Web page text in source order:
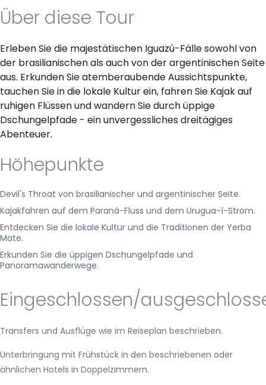
Über diese Tour
Erleben Sie die majestätischen Iguazú-Fälle sowohl von
der brasilianischen als auch von der argentinischen Seite
aus. Erkunden Sie atemberaubende Aussichtspunkte,
tauchen Sie in die lokale Kultur ein, fahren Sie Kajak auf
ruhigen Flüssen und wandern Sie durch üppige
Dschungelpfade - ein unvergessliches dreitägiges
Abenteuer.
Höhepunkte
Devil's Throat von brasilianischer und argentinischer Seite.
Kajakfahren auf dem Paraná-Fluss und dem Urugua-í-Strom.
Entdecken Sie die lokale Kultur und die Traditionen der Yerba
Mate.
Erkunden Sie die üppigen Dschungelpfade und
Panoramawanderwege.
Eingeschlossen/
Transfers und Ausflüge wie im Reiseplan beschrieben.
Unterbringung mit Frühstück in den beschriebenen oder
ähnlichen Hotels in Doppelzimmern.